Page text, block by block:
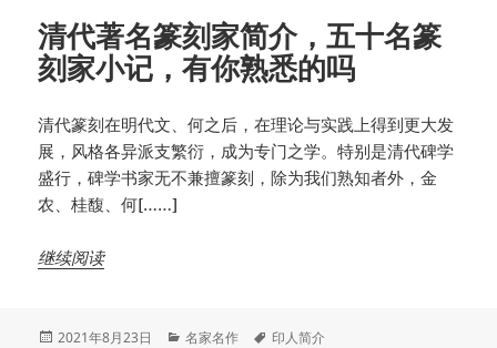
清代著名篆刻家简介，五十名篆
刻家小记，有你熟悉的吗
清代篆刻在明代文、何之后，在理论与实践上得到更大发
展，风格各异派支繁衍，成为专门之学。特别是清代碑学
盛行，碑学书家无不兼擅篆刻，除为我们熟知者外，金
农、桂馥、何[……]
继续阅读
发
2021年8月23日
分
名家名作
标
印人简介